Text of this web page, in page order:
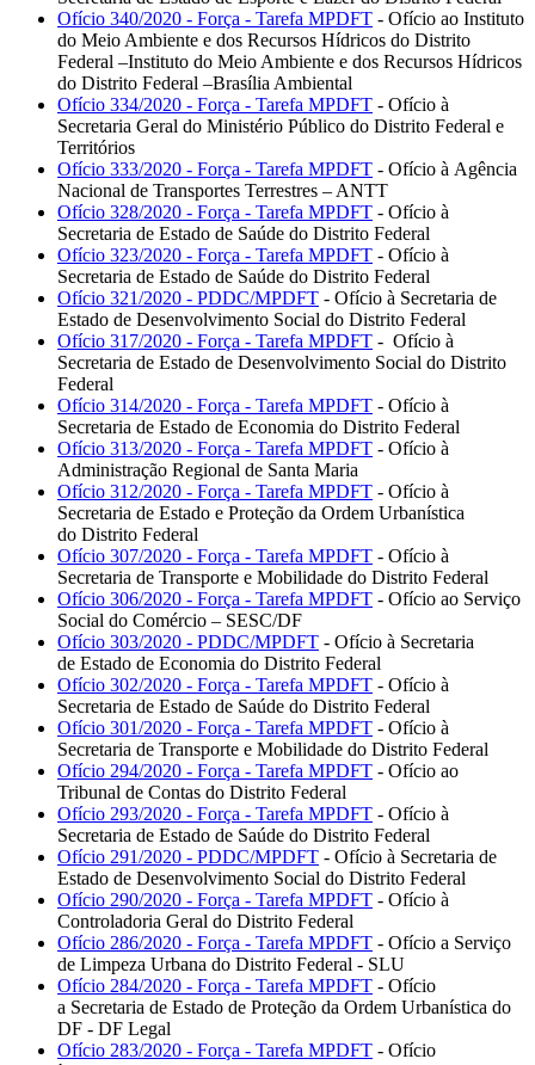
Ofício 340/2020 - Força - Tarefa MPDFT - Ofício ao Instituto
do Meio Ambiente e dos Recursos Hídricos do Distrito
Federal –Instituto do Meio Ambiente e dos Recursos Hídricos
do Distrito Federal –Brasília Ambiental
Ofício 334/2020 - Força - Tarefa MPDFT - Ofício à
Secretaria Geral do Ministério Público do Distrito Federal e
Territórios
Ofício 333/2020 - Força - Tarefa MPDFT - Ofício à Agência
Nacional de Transportes Terrestres – ANTT
Ofício 328/2020 - Força - Tarefa MPDFT - Ofício à
Secretaria de Estado de Saúde do Distrito Federal
Ofício 323/2020 - Força - Tarefa MPDFT - Ofício à
Secretaria de Estado de Saúde do Distrito Federal
Ofício 321/2020 - PDDC/MPDFT - Ofício à Secretaria de
Estado de Desenvolvimento Social do Distrito Federal
Ofício 317/2020 - Força - Tarefa MPDFT - Ofício à
Secretaria de Estado de Desenvolvimento Social do Distrito
Federal
Ofício 314/2020 - Força - Tarefa MPDFT - Ofício à
Secretaria de Estado de Economia do Distrito Federal
Ofício 313/2020 - Força - Tarefa MPDFT - Ofício à
Administração Regional de Santa Maria
Ofício 312/2020 - Força - Tarefa MPDFT - Ofício à
Secretaria de Estado e Proteção da Ordem Urbanística
do Distrito Federal
Ofício 307/2020 - Força - Tarefa MPDFT - Ofício à
Secretaria de Transporte e Mobilidade do Distrito Federal
Ofício 306/2020 - Força - Tarefa MPDFT - Ofício ao Serviço
Social do Comércio – SESC/DF
Ofício 303/2020 - PDDC/MPDFT - Ofício à Secretaria
de Estado de Economia do Distrito Federal
Ofício 302/2020 - Força - Tarefa MPDFT - Ofício à
Secretaria de Estado de Saúde do Distrito Federal
Ofício 301/2020 - Força - Tarefa MPDFT - Ofício à
Secretaria de Transporte e Mobilidade do Distrito Federal
Ofício 294/2020 - Força - Tarefa MPDFT - Ofício ao
Tribunal de Contas do Distrito Federal
Ofício 293/2020 - Força - Tarefa MPDFT - Ofício à
Secretaria de Estado de Saúde do Distrito Federal
Ofício 291/2020 - PDDC/MPDFT - Ofício à Secretaria de
Estado de Desenvolvimento Social do Distrito Federal
Ofício 290/2020 - Força - Tarefa MPDFT - Ofício à
Controladoria Geral do Distrito Federal
Ofício 286/2020 - Força - Tarefa MPDFT - Ofício a Serviço
de Limpeza Urbana do Distrito Federal - SLU
Ofício 284/2020 - Força - Tarefa MPDFT - Ofício
a Secretaria de Estado de Proteção da Ordem Urbanística do
DF - DF Legal
Ofício 283/2020 - Força - Tarefa MPDFT - Ofício